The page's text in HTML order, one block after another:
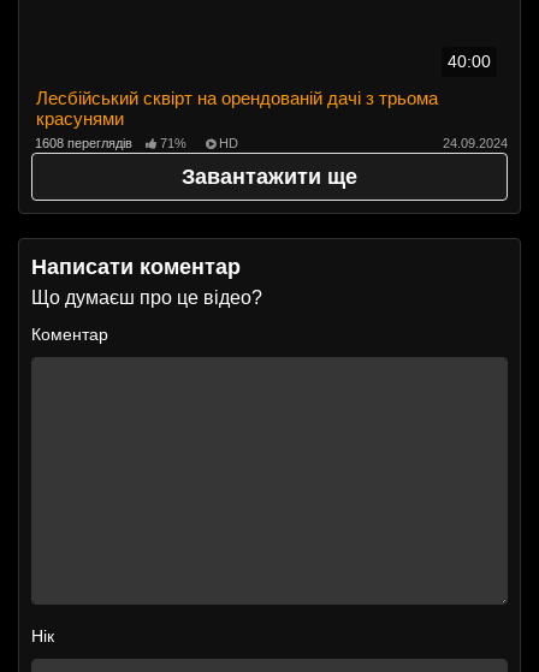
40:00
Лесбійський сквірт на орендованій дачі з трьома
красунями
1608 переглядів 71% HD 24.09.2024
Завантажити ще
Написати коментар
Що думаєш про це відео?
Коментар
Нік